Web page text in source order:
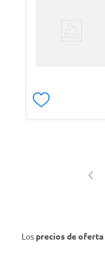
Los precios de oferta